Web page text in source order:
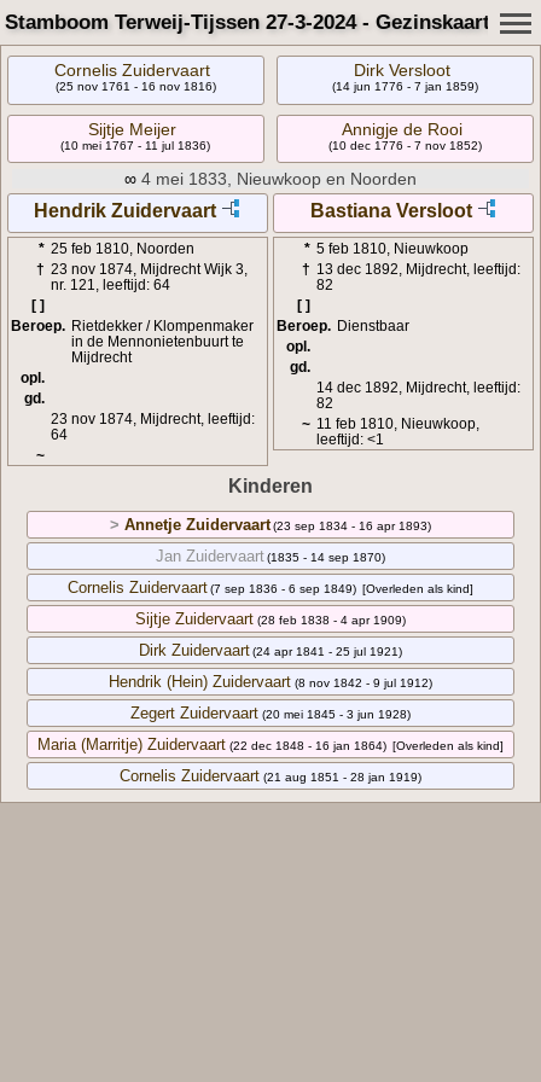
Stamboom Terweij-Tijssen 27-3-2024 - Gezinskaart
Cornelis Zuidervaart
(25 nov 1761 - 16 nov 1816)
Dirk Versloot
(14 jun 1776 - 7 jan 1859)
Sijtje Meijer
(10 mei 1767 - 11 jul 1836)
Annigje de Rooi
(10 dec 1776 - 7 nov 1852)
∞ 4 mei 1833, Nieuwkoop en Noorden
Hendrik Zuidervaart Bastiana Versloot
* 25 feb 1810, Noorden
† 23 nov 1874, Mijdrecht Wijk 3,
nr. 121, leeftijd: 64
[ ]
Beroep. Rietdekker / Klompenmaker
in de Mennonietenbuurt te
Mijdrecht
opl.
gd.
23 nov 1874, Mijdrecht, leeftijd:
64
~
* 5 feb 1810, Nieuwkoop
† 13 dec 1892, Mijdrecht, leeftijd:
82
[ ]
Beroep. Dienstbaar
opl.
gd.
14 dec 1892, Mijdrecht, leeftijd:
82
~ 11 feb 1810, Nieuwkoop,
leeftijd: <1
Kinderen
> Annetje Zuidervaart(23 sep 1834 - 16 apr 1893)
Jan Zuidervaart(1835 - 14 sep 1870)
Cornelis Zuidervaart(7 sep 1836 - 6 sep 1849) [Overleden als kind]
Sijtje Zuidervaart (28 feb 1838 - 4 apr 1909)
Dirk Zuidervaart(24 apr 1841 - 25 jul 1921)
Hendrik (Hein) Zuidervaart (8 nov 1842 - 9 jul 1912)
Zegert Zuidervaart (20 mei 1845 - 3 jun 1928)
Maria (Marritje) Zuidervaart (22 dec 1848 - 16 jan 1864) [Overleden als kind]
Cornelis Zuidervaart (21 aug 1851 - 28 jan 1919)